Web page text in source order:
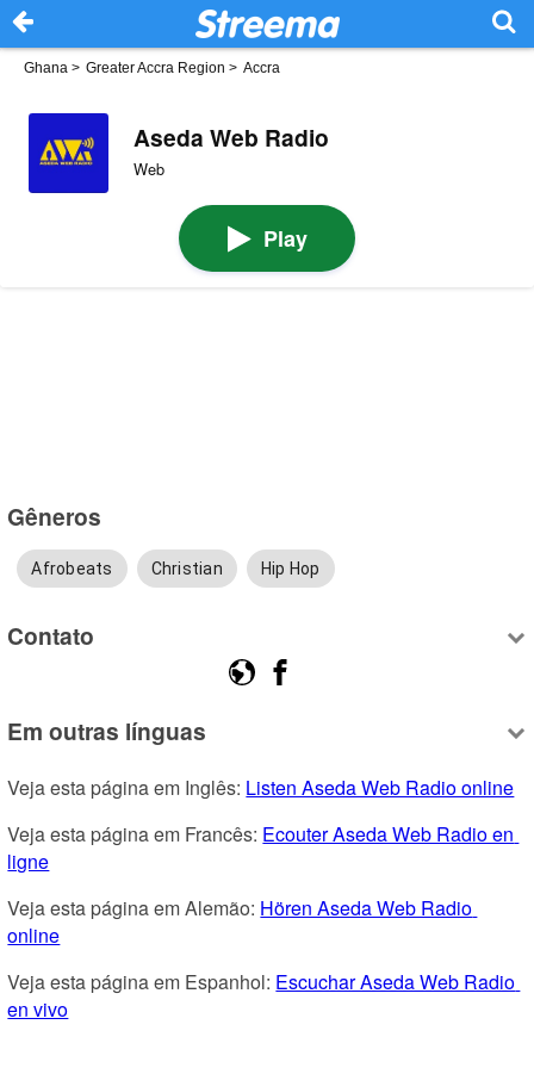
Ghana > Greater Accra Region > Accra
Aseda Web Radio
Web
Play
Gêneros
Afrobeats Christian Hip Hop
Contato
Em outras línguas
Veja esta página em Inglês: Listen Aseda Web Radio online
Veja esta página em Francês: Ecouter Aseda Web Radio en
ligne
Veja esta página em Alemão: Hören Aseda Web Radio
online
Veja esta página em Espanhol: Escuchar Aseda Web Radio
en vivo